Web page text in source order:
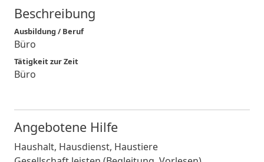
Beschreibung
Ausbildung / Beruf
Büro
Tätigkeit zur Zeit
Büro
Angebotene Hilfe
Haushalt, Hausdienst, Haustiere